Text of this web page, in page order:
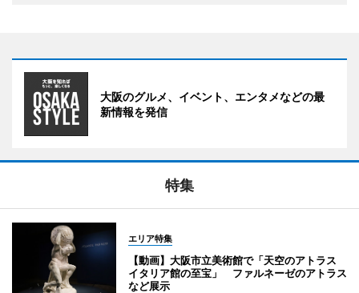
大阪のグルメ、イベント、エンタメなどの最
新情報を発信
特集
エリア特集
【動画】大阪市立美術館で「天空のアトラス
イタリア館の至宝」 ファルネーゼのアトラス
など展示